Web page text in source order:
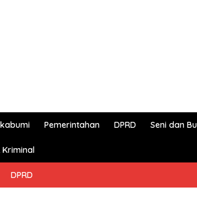
Pemerintahan DPRD Seni dan
Kriminal
DPRD